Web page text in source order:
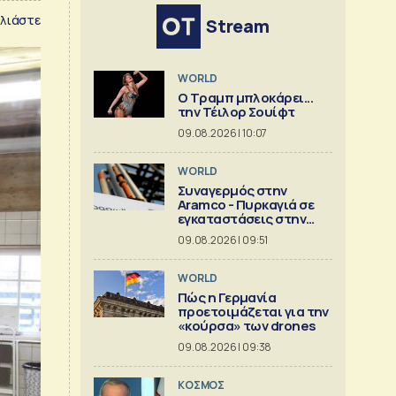
Stream
WORLD
Ο Τραμπ μπλοκάρει...
την Τέιλορ Σουίφτ
09.08.2026 | 10:07
WORLD
Συναγερμός στην
Aramco - Πυρκαγιά σε
εγκαταστάσεις στην
Τζιζάν
09.08.2026 | 09:51
WORLD
Πώς η Γερμανία
προετοιμάζεται για την
«κούρσα» των drones
09.08.2026 | 09:38
ΚΟΣΜΟΣ